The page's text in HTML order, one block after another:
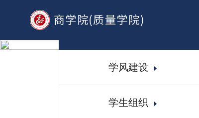
学生工作
学风建设
学生组织